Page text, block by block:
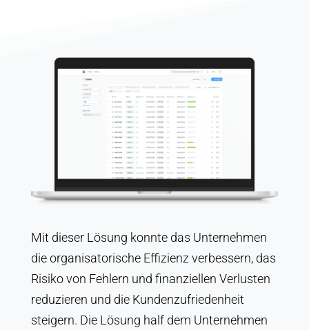
Mit dieser Lösung konnte das Unternehmen
die organisatorische Effizienz verbessern, das
Risiko von Fehlern und finanziellen Verlusten
reduzieren und die Kundenzufriedenheit
steigern. Die Lösung half dem Unternehmen